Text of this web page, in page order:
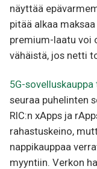
näyttää
pitää alkaa
premium-laatu voi
vähäistä, jos netti
5G-
seuraa puhelinten
RIC:n xApps ja
rahastuskeino,
nappikauppaa
myyntiin. Verkon